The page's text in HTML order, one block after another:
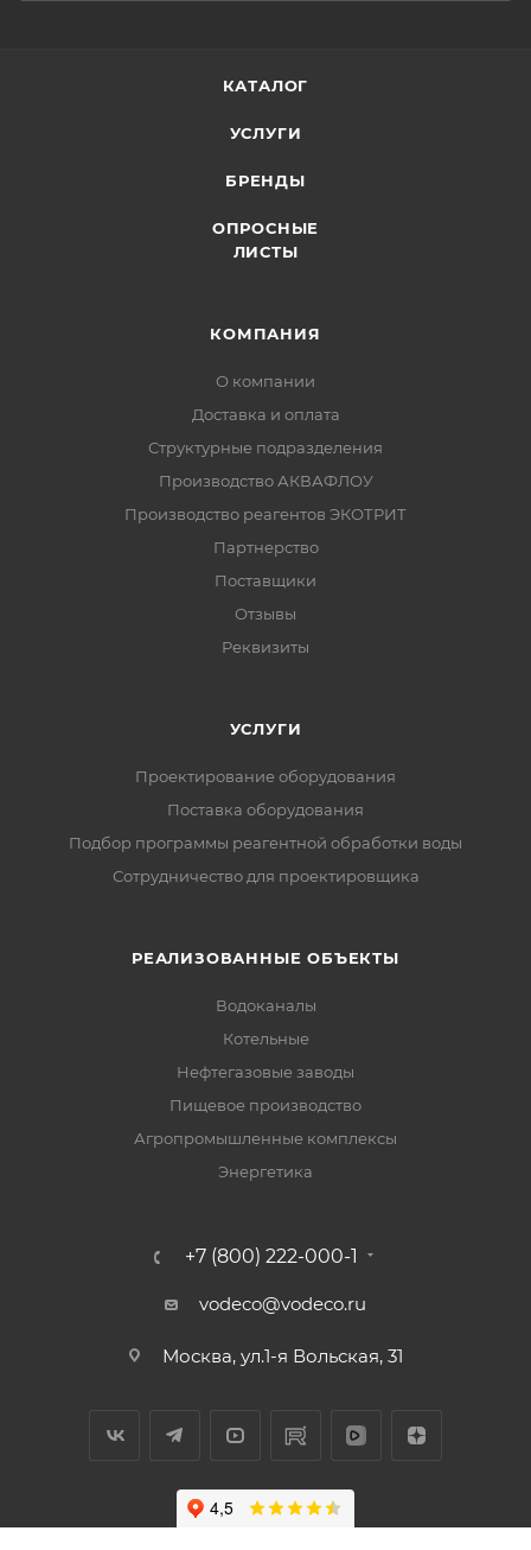
КАТАЛОГ
УСЛУГИ
БРЕНДЫ
ОПРОСНЫЕ
ЛИСТЫ
КОМПАНИЯ
О компании
Доставка и оплата
Структурные подразделения
Производство АКВАФЛОУ
Производство реагентов ЭКОТРИТ
Партнерство
Поставщики
Отзывы
Реквизиты
УСЛУГИ
Проектирование оборудования
Поставка оборудования
Подбор программы реагентной обработки воды
Сотрудничество для проектировщика
РЕАЛИЗОВАННЫЕ ОБЪЕКТЫ
Водоканалы
Котельные
Нефтегазовые заводы
Пищевое производство
Агропромышленные комплексы
Энергетика
+7 (800) 222-000-1
vodeco@vodeco.ru
Москва, ул.1-я Вольская, 31